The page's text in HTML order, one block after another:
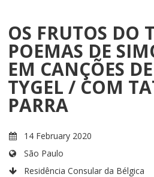
OS FRUTOS DO
POEMAS DE
EM CANÇÕES
TYGEL / COM
PARRA
14 February 2020
São Paulo
Residência Consular da Bélgica